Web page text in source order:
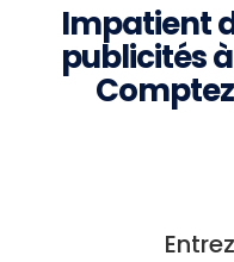
Impatient
publicités